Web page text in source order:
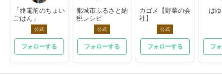
「終電前のちょい
ごはん」
公式
フォローする
都城市ふるさと納
税レシピ
公式
フォローする
カゴメ【野菜の会
社】
公式
フォローする
は
フ